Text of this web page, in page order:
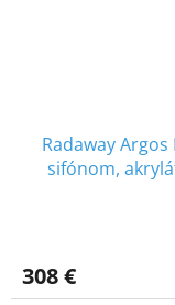
Radaway
sifónom,
308 €